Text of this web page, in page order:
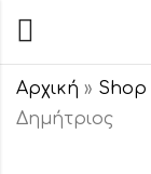
Αρχική » Shop
Δημήτριος